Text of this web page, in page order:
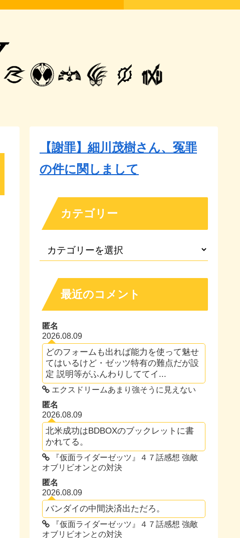
【謝罪】細川茂樹さん、冤罪
の件に関しまして
カテゴリー
最近のコメント
匿名
2026.08.09
どのフォームも出れば能力を使って魅せ
てはいるけど・ゼッツ特有の難点だが設
定 説明等がふんわりしててイ...
エクスドリームあまり強そうに見えない
匿名
2026.08.09
北米成功はBDBOXのブックレットに書
かれてる。
『仮面ライダーゼッツ』４７話感想 強敵
オブリビオンとの対決
匿名
2026.08.09
バンダイの中間決済出ただろ。
『仮面ライダーゼッツ』４７話感想 強敵
オブリビオンとの対決